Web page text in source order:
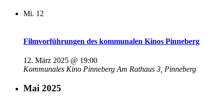
Mi. 12
Filmvorführungen des kommunalen Kinos Pinneberg
12. März 2025 @ 19:00
Kommunales Kino Pinneberg Am Rathaus 3, Pinneberg
Mai 2025